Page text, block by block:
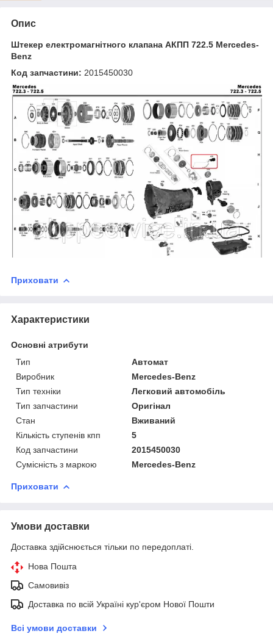
Опис
Штекер електромагнітного клапана АКПП 722.5 Mercedes-
Benz
Код запчастини: 2015450030
Приховати
Характеристики
Основні атрибути
Тип
Автомат
Виробник
Mercedes-Benz
Тип техніки
Легковий автомобіль
Тип запчастини
Оригінал
Стан
Вживаний
Кількість ступенів кпп
5
Код запчастини
2015450030
Сумісність з маркою
Mercedes-Benz
Приховати
Умови доставки
Доставка здійснюється тільки по передоплаті.
Нова Пошта
Самовивіз
Доставка по всій Україні кур'єром Нової Пошти
Всі умови доставки